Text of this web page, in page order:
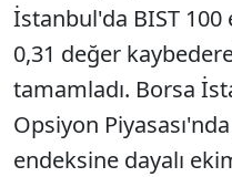
İstanbul'da BIST
0,31 değer
tamamladı. Borsa
Opsiyon
endeksine dayalı